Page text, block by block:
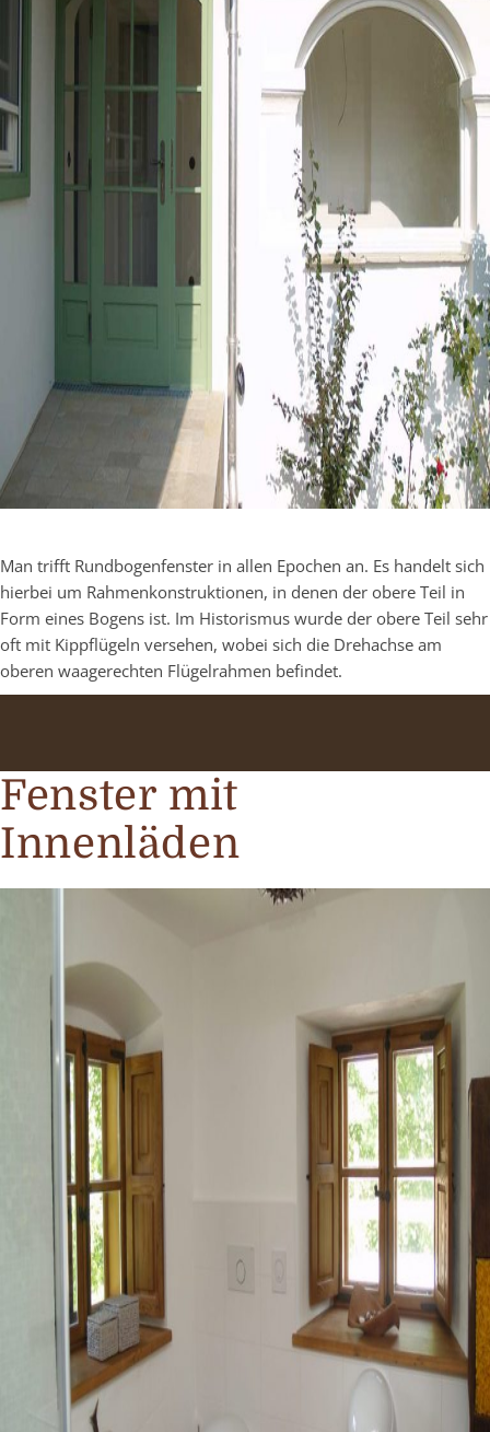
Man trifft Rundbogenfenster in allen Epochen an. Es handelt sich
hierbei um Rahmenkonstruktionen, in denen der obere Teil in
Form eines Bogens ist. Im Historismus wurde der obere Teil sehr
oft mit Kippflügeln versehen, wobei sich die Drehachse am
oberen waagerechten Flügelrahmen befindet.
Fenster mit
Innenläden